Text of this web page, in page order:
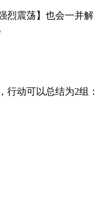
烈震荡】也会一并解
行动可以总结为2组：